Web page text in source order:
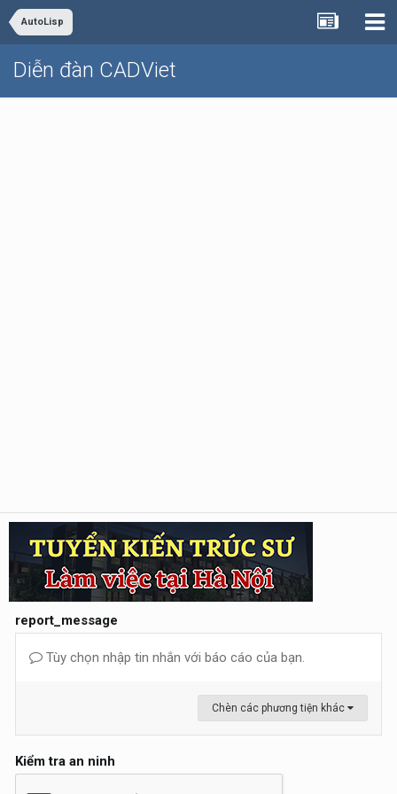
AutoLisp
Diễn đàn CADViet
report_message
Tùy chọn nhập tin nhắn với báo cáo của bạn.
Chèn các phương tiện khác
Kiểm tra an ninh